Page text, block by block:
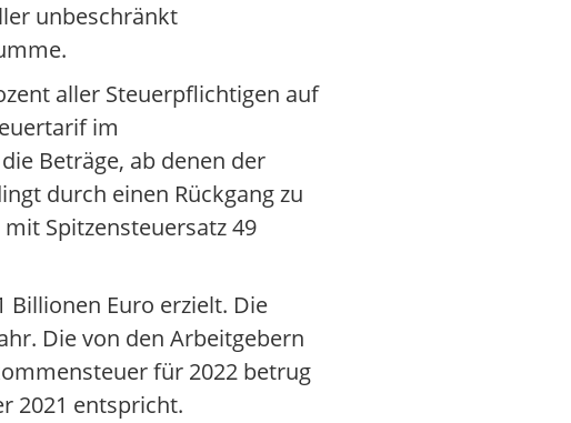
unbeschränkt
aller Steuerpflichtigen auf
im
Beträge, ab denen der
durch einen Rückgang zu
Spitzensteuersatz 49
Billionen Euro erzielt. Die
Die von den Arbeitgebern
für 2022 betrug
2021 entspricht.